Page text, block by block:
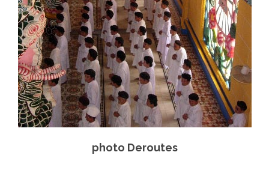
photo Deroutes